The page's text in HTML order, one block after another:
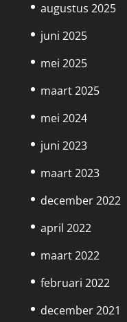
augustus 2025
juni 2025
mei 2025
maart 2025
mei 2024
juni 2023
maart 2023
december 2022
april 2022
maart 2022
februari 2022
december 2021